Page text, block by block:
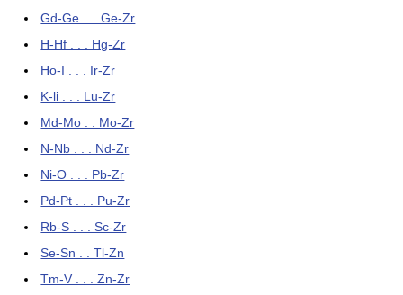
Gd-Ge . . .Ge-Zr
H-Hf . . . Hg-Zr
Ho-I . . . Ir-Zr
K-li . . . Lu-Zr
Md-Mo . . Mo-Zr
N-Nb . . . Nd-Zr
Ni-O . . . Pb-Zr
Pd-Pt . . . Pu-Zr
Rb-S . . . Sc-Zr
Se-Sn . . Tl-Zn
Tm-V . . . Zn-Zr